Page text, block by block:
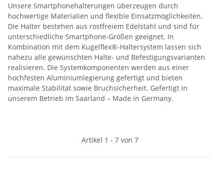
Unsere Smartphonehalterungen überzeugen durch
hochwertige Materialien und flexible Einsatzmöglichkeiten.
Die Halter bestehen aus rostfreiem Edelstahl und sind für
unterschiedliche Smartphone-Größen geeignet. In
Kombination mit dem Kugelflex®-Haltersystem lassen sich
nahezu alle gewünschten Halte- und Befestigungsvarianten
realisieren. Die Systemkomponenten werden aus einer
hochfesten Aluminiumlegierung gefertigt und bieten
maximale Stabilität sowie Bruchsicherheit. Gefertigt in
unserem Betrieb im Saarland – Made in Germany.
Artikel 1 - 7 von 7